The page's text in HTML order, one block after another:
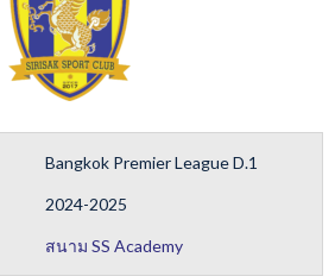
Bangkok Premier League D.1
2024-2025
สนาม SS Academy